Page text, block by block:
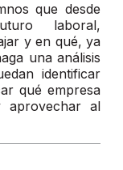
que desde
laboral,
y en qué, ya
una análisis
identificar
qué empresa
aprovechar al